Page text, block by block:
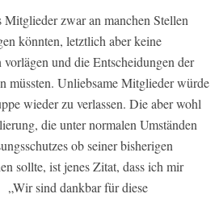
zwar an manchen Stellen
könnten, letztlich aber keine
und die Entscheidungen der
müssten. Unliebsame Mitglieder würde
wieder zu verlassen. Die aber wohl
die unter normalen Umständen
ob seiner bisherigen
sollte, ist jenes Zitat, dass ich mir
sind dankbar für diese